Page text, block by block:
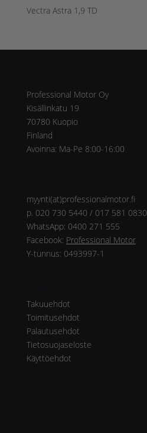
Vectra Astra 1,9 TD
Professional Motor Oy
Kisällinkatu 19
70780 Kuopio
Finland
Avoinna: Ma-Pe 8:00-16:00
myynti(at)professionalmotor.fi
p. 020 730 5440 / 017 581 0830
WhatsApp: 0400 271 555
Facebook: Professional Motor
Y-tunnus: 0493997-1
Takuuehdot
Toimitusehdot
Palautusehdot
Tietosuojaseloste
Käyttöehdot